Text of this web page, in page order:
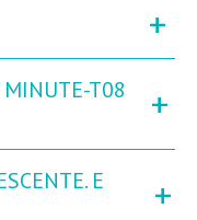
+
MINUTE-T08
+
E
+